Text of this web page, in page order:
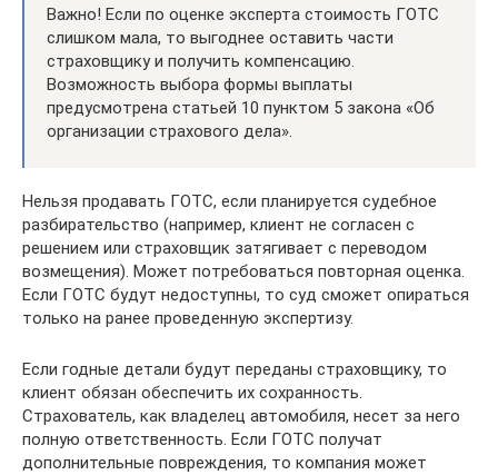
Важно! Если по оценке эксперта стоимость ГОТС
слишком мала, то выгоднее оставить части
страховщику и получить компенсацию.
Возможность выбора формы выплаты
предусмотрена статьей 10 пунктом 5 закона «Об
организации страхового дела».
Нельзя продавать ГОТС, если планируется судебное
разбирательство (например, клиент не согласен с
решением или страховщик затягивает с переводом
возмещения). Может потребоваться повторная оценка.
Если ГОТС будут недоступны, то суд сможет опираться
только на ранее проведенную экспертизу.
Если годные детали будут переданы страховщику, то
клиент обязан обеспечить их сохранность.
Страхователь, как владелец автомобиля, несет за него
полную ответственность. Если ГОТС получат
дополнительные повреждения, то компания может